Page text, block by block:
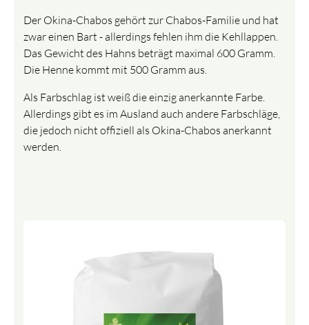
Der Okina-Chabos gehört zur Chabos-Familie und hat
zwar einen Bart - allerdings fehlen ihm die Kehllappen.
Das Gewicht des Hahns beträgt maximal 600 Gramm.
Die Henne kommt mit 500 Gramm aus.
Als Farbschlag ist weiß die einzig anerkannte Farbe.
Allerdings gibt es im Ausland auch andere Farbschläge,
die jedoch nicht offiziell als Okina-Chabos anerkannt
werden.